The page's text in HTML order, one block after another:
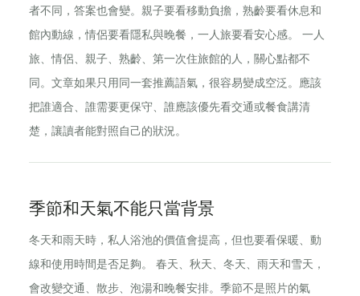
者不同，答案也會變。親子要看移動負擔，熟齡要看休息和
館內動線，情侶要看隱私與晚餐，一人旅要看安心感。 一人
旅、情侶、親子、熟齡、第一次住旅館的人，關心點都不
同。文章如果只用同一套推薦語氣，很容易變成空泛。應該
把誰適合、誰需要更保守、誰應該優先看交通或餐食講清
楚，讓讀者能對照自己的狀況。
季節和天氣不能只當背景
冬天和雨天時，私人浴池的價值會提高，但也要看保暖、動
線和使用時間是否足夠。 春天、秋天、冬天、雨天和雪天，
會改變交通、散步、泡湯和晚餐安排。季節不是照片的氣